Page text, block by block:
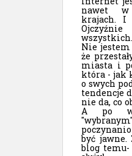
nawet w
krajach. I
wszystkich.
Nie jestem
że
miasta i
która - jak
o swych
tendencje
nie da, co
A po
być jawne.
blog temu-